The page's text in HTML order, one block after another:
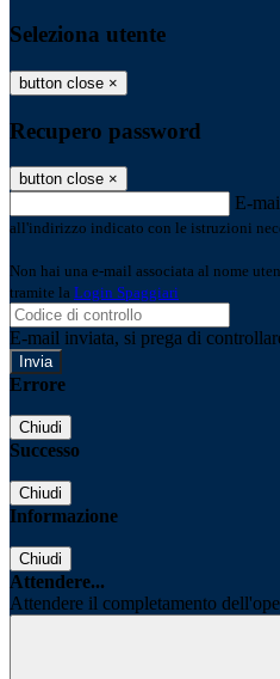
Seleziona utente
button close ×
Recupero password
button close ×
E-
all'indirizzo indicato con le istruzioni
Non hai una e-mail associata al nome
tramite la Login Spaggiari
E-mail inviata, si prega di
Errore
Chiudi
Successo
Chiudi
Informazione
Chiudi
Attendere...
Attendere il completamento